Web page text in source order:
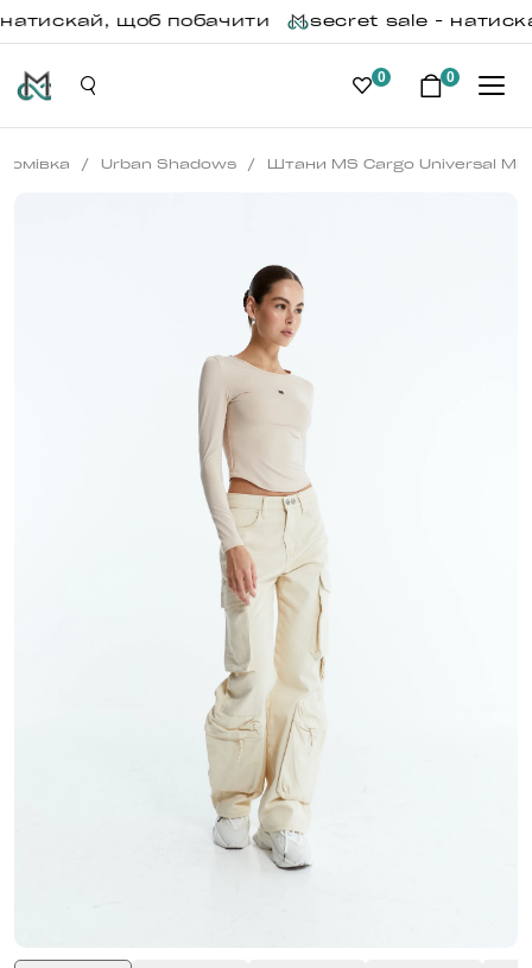
щоб побачити secret sale -
0 0
Домівка / Urban Shadows / Штани MS Cargo Universal Milk